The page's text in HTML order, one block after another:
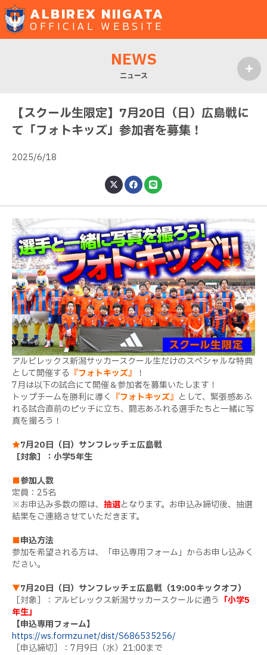
ALBIREX NIIGATA
OFFICIAL WEBSITE
NEWS
ニュース
【スクール生限定】7月20日（日）広島戦に
て「フォトキッズ」参加者を募集！
2025/6/18
アルビレックス新潟サッカースクール生だけのスペシャルな特典
として開催する 『フォトキッズ』
！
7月は以下の試合にて開催＆参加者を募集いたします！
トップチームを勝利に導く 『フォトキッズ』 として、緊張感あふ
れる試合直前のピッチに立ち、闘志あふれる選手たちと一緒に写
真を撮ろう！
★7月20日（日）サンフレッチェ広島戦
［対象］：小学5年生
■参加人数
定員：25名
※お申込み多数の際は、 抽選となります。お申込み締切後、抽選
結果をご連絡させていただきます。
■申込方法
参加を希望される方は、「申込専用フォーム」からお申し込みく
ださい。
▼7月20日（日）サンフレッチェ広島戦（19:00キックオフ）
［対象］：アルビレックス新潟サッカースクールに通う 「小学5
年生」
【申込専用フォーム】
https://ws.formzu.net/dist/S686535256/
［申込締切］：7月9日（水）21:00まで